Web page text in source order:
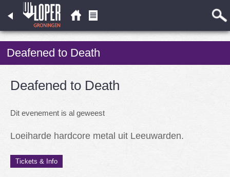
Deafened to Death
Deafened to Death
Dit evenement is al geweest
Loeiharde hardcore metal uit Leeuwarden.
Tickets & Info